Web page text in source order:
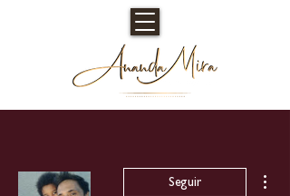
Seguir